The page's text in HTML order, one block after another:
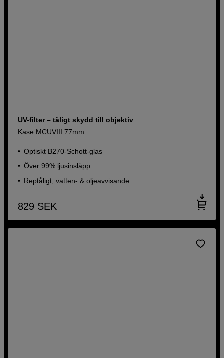
UV-filter – tåligt skydd till objektiv
Kase MCUVIII 77mm
Optiskt B270-Schott-glas
Över 99% ljusinsläpp
Reptåligt, vatten- & oljeavvisande
829 SEK